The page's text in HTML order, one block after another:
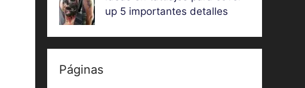
up 5 importantes detalles
Páginas